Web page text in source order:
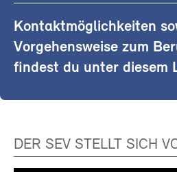
Kontaktmöglichkeiten
Vorgehensweise zum
findest du unter diesem
DER SEV STELLT SICH